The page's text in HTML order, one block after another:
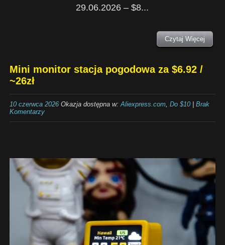
29.06.2026 – $8...
Czytaj Więcej
Mini monitor stacja pogodowa za $6.92 /
~26zł
10 czerwca 2026Okazja dostępna w:Aliexpress.com, Do $10| Brak
Komentarzy